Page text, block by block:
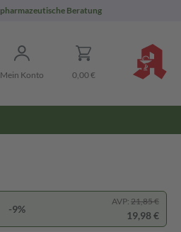
pharmazeutische Beratung
Mein Konto 0,00 €
-9%
AVP: 21,85 €
19,98 €